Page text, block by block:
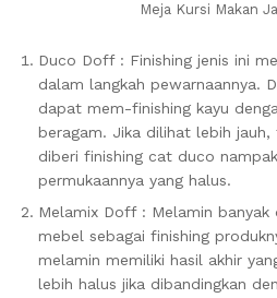
Meja Kursi Makan
Duco Doff : Finishing jenis ini
dalam langkah pewarnaannya.
dapat mem-finishing kayu
beragam. Jika dilihat lebih
diberi finishing cat duco
permukaannya yang halus.
Melamix Doff : Melamin banyak
mebel sebagai finishing
melamin memiliki hasil akhir
lebih halus jika dibandingkan